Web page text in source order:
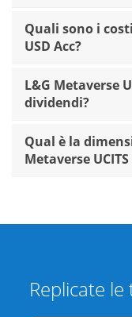
Quali sono i costi
USD Acc?
L&G Metaverse
dividendi?
Qual è la
Metaverse UCITS
Replicate